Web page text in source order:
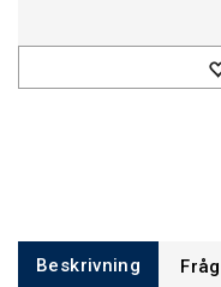
Beskrivning